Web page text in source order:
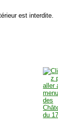
est interdite.